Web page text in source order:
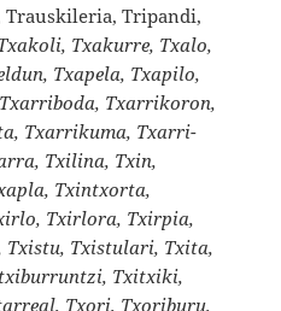
Tripandi,
Txakurre, Txalo,
Txapela, Txapilo,
Txarrikoron,
Txarrikuma, Txarri-
Txilina, Txin,
Txintxorta,
Txirlora, Txirpia,
Txistulari, Txita,
Txitxiki,
Txori, Txoriburu,